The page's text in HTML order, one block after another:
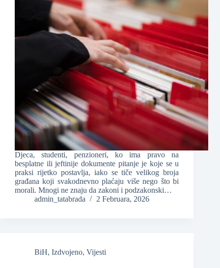
Djeca, studenti, penzioneri, ko ima pravo na
besplatne ili jeftinije dokumente pitanje je koje se u
praksi rijetko postavlja, iako se tiče velikog broja
građana koji svakodnevno plaćaju više nego što bi
morali. Mnogi ne znaju da zakoni i podzakonski…
admin_tatabrada
2 Februara, 2026
BiH, Izdvojeno, Vijesti